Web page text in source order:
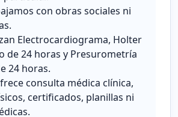
con obras sociales ni
Electrocardiograma, Holter
de 24 horas y Presurometría
24 horas.
consulta médica clínica,
certificados, planillas ni